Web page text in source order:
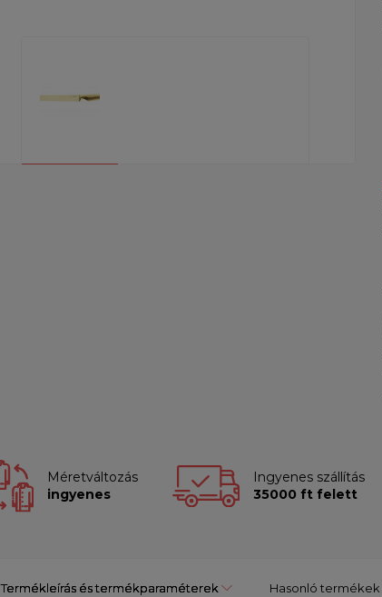
Méretváltozás
ingyenes
Ingyenes szállítás
35000 ft felett
Termékleírás és termékparaméterek Hasonló termékek